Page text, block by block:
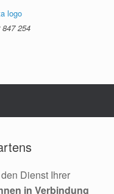
254‬
Dienst Ihrer
in Verbindung